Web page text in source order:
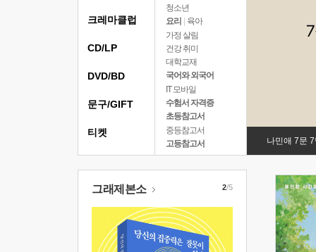
청소년
요리
육아
가정 살림
건강 취미
대학교재
국어와 외국어
IT 모바일
수험서 자격증
초등참고서
중등참고서
고등참고서
나민애 7문
크레마클럽
CD/LP
DVD/BD
문구/GIFT
티켓
그래제본소 2/5